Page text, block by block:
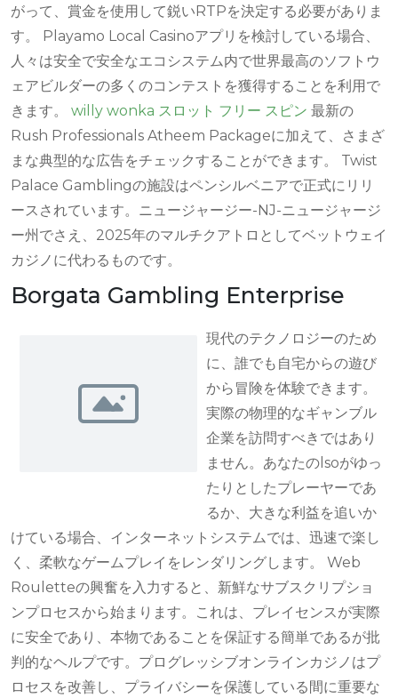
がって、賞金を使用して鋭いRTPを決定する必要がありま
す。 Playamo Local Casinoアプリを検討している場合、
人々は安全で安全なエコシステム内で世界最高のソフトウ
ェアビルダーの多くのコンテストを獲得することを利用で
きます。 willy wonka スロット フリー スピン 最新の
Rush Professionals Atheem Packageに加えて、さまざ
まな典型的な広告をチェックすることができます。 Twist
Palace Gamblingの施設はペンシルベニアで正式にリリ
ースされています。ニュージャージー-NJ-ニュージャージ
ー州でさえ、2025年のマルチクアトロとしてベットウェイ
カジノに代わるものです。
Borgata Gambling Enterprise
現代のテクノロジーのため
に、誰でも自宅からの遊び
から冒険を体験できます。
実際の物理的なギャンブル
企業を訪問すべきではあり
ません。あなたのlsoがゆっ
たりとしたプレーヤーであ
るか、大きな利益を追いか
けている場合、インターネットシステムでは、迅速で楽し
く、柔軟なゲームプレイをレンダリングします。 Web
Rouletteの興奮を入力すると、新鮮なサブスクリプショ
ンプロセスから始まります。これは、プレイセンスが実際
に安全であり、本物であることを保証する簡単であるが批
判的なヘルプです。プログレッシブオンラインカジノはプ
ロセスを改善し、プライバシーを保護している間に重要な